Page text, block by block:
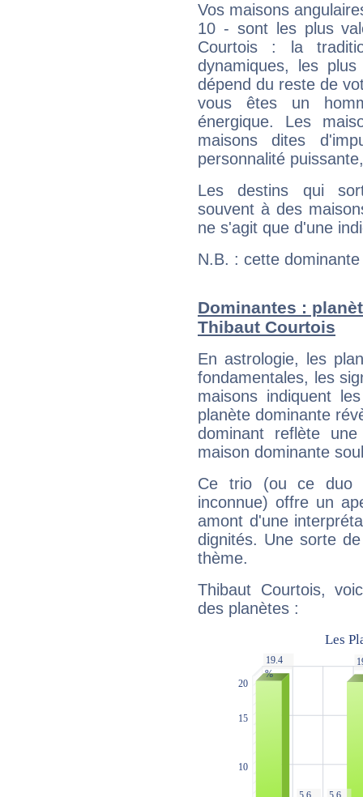
Vos maisons
10 - sont les plus
Courtois : la
dynamiques, les
dépend du reste de
vous êtes un
énergique. Les
maisons dites
personnalité
Les destins qui
souvent à des
ne s'agit que d'une
N.B. : cette
Dominantes :
Thibaut Courtois
En astrologie, les
fondamentales, les
maisons indiquent
planète dominante
dominant reflète
maison dominante
Ce trio (ou ce duo
inconnue) offre un
amont d'une
dignités. Une sorte
thème.
Thibaut Courtois,
des planètes :